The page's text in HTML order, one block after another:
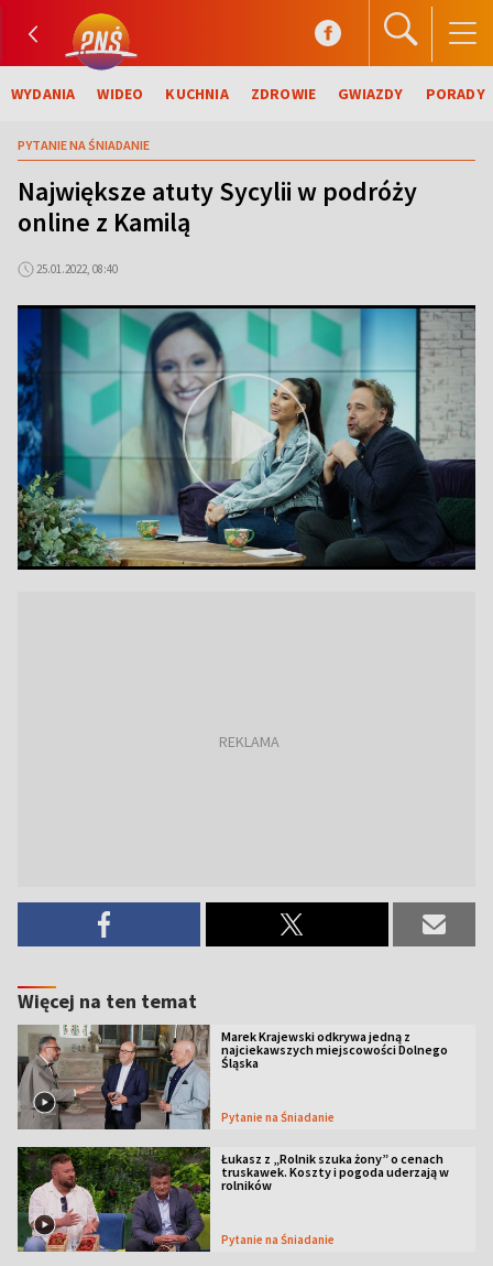
WYDANIA WIDEO KUCHNIA ZDROWIE GWIAZDY PORADY
PYTANIE NA ŚNIADANIE
Największe atuty Sycylii w podróży
online z Kamilą
25.01.2022, 08:40
Więcej na ten temat
Marek Krajewski odkrywa jedną z
najciekawszych miejscowości Dolnego
Śląska
Pytanie na Śniadanie
Łukasz z „Rolnik szuka żony” o cenach
truskawek. Koszty i pogoda uderzają w
rolników
Pytanie na Śniadanie